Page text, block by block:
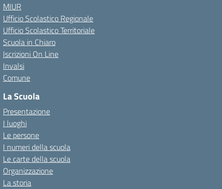
MIUR
Ufficio Scolastico Regionale
Ufficio Scolastico Territoriale
Scuola in Chiaro
Iscrizioni On Line
Invalsi
Comune
La Scuola
Presentazione
I luoghi
Le persone
I numeri della scuola
Le carte della scuola
Organizzazione
La storia